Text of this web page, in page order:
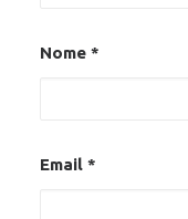
Nome *
Email *